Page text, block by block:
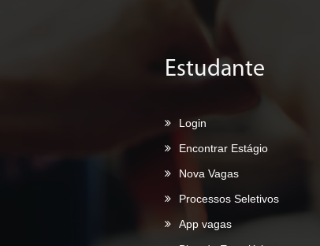
Estudante
Login
Encontrar Estágio
Nova Vagas
Processos Seletivos
App vagas